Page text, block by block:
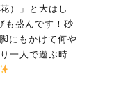
）」と大はし
も盛んです！砂
にもかけて何や
一人で遊ぶ時